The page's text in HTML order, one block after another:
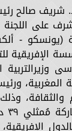
شريف صالح
على
(يونسكو -
الإفريقية
المغربية،